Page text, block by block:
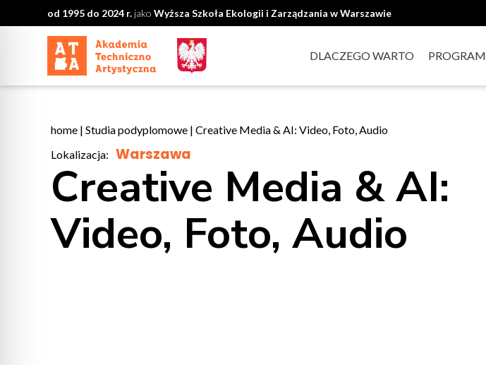
od 1995 do 2024 r. jakoWyższa Szkoła Ekologii i Zarządzania w Warszawie
DLACZEGO WARTO PROGRAM
home |Studia podyplomowe |Creative Media & AI: Video, Foto, Audio
Lokalizacja: Warszawa
Creative Media & AI:
Video, Foto, Audio